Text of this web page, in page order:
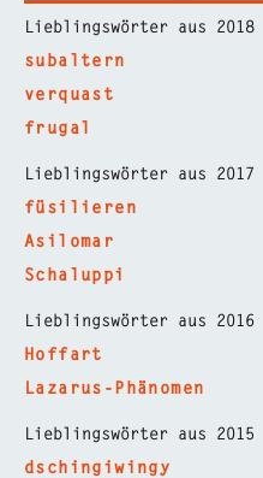
Lieblingswörter aus 2018
subaltern
verquast
frugal
Lieblingswörter aus 2017
füsilieren
Asilomar
Schaluppi
Lieblingswörter aus 2016
Hoffart
Lazarus-Phänomen
Lieblingswörter aus 2015
dschingiwingy